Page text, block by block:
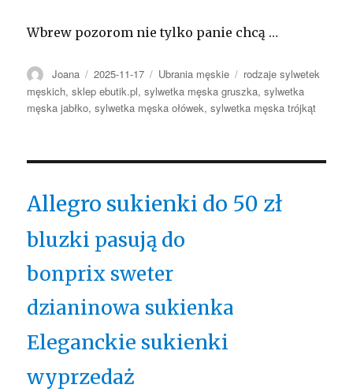
Wbrew pozorom nie tylko panie chcą …
Autor
Joana Opublikowano
2025-11-17 Kategorie
Ubrania męskie Tagi
rodzaje sylwetek
męskich,sklep ebutik.pl,sylwetka męska gruszka,sylwetka
męska jabłko,sylwetka męska ołówek,sylwetka męska trójkąt
Allegro sukienki do 50 zł
bluzki pasują do
bonprix sweter
dzianinowa sukienka
Eleganckie sukienki
wyprzedaż